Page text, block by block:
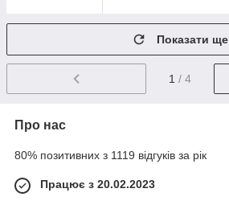
Показати ще
1 / 4
Про нас
80% позитивних з 1119 відгуків за рік
Працює з 20.02.2023